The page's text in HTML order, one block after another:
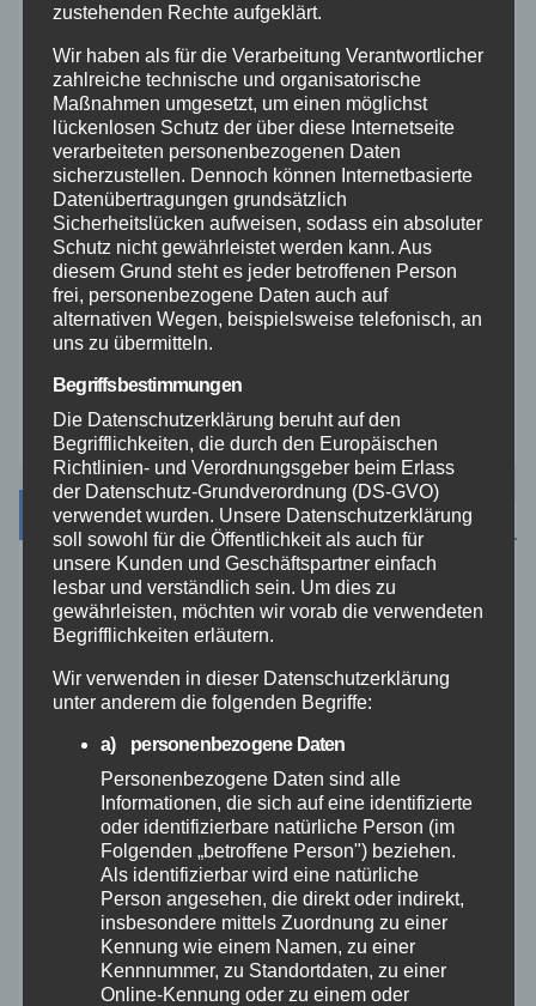
Rettungsdienst
Rhein-Lahn
THW
Veranstaltungen
Video
Westerwald
Archiv
August 2026
Juli 2026
Juni 2026
Mai 2026
April 2026
März 2026
Februar 2026
zustehenden Rechte aufgeklärt.
Wir haben als für die Verarbeitung Verantwortlicher
zahlreiche technische und organisatorische
Maßnahmen umgesetzt, um einen möglichst
lückenlosen Schutz der über diese Internetseite
verarbeiteten personenbezogenen Daten
sicherzustellen. Dennoch können Internetbasierte
Datenübertragungen grundsätzlich
Sicherheitslücken aufweisen, sodass ein absoluter
Schutz nicht gewährleistet werden kann. Aus
diesem Grund steht es jeder betroffenen Person
frei, personenbezogene Daten auch auf
alternativen Wegen, beispielsweise telefonisch, an
uns zu übermitteln.
Begriffsbestimmungen
Die Datenschutzerklärung beruht auf den
Begrifflichkeiten, die durch den Europäischen
Richtlinien- und Verordnungsgeber beim Erlass
der Datenschutz-Grundverordnung (DS-GVO)
verwendet wurden. Unsere Datenschutzerklärung
soll sowohl für die Öffentlichkeit als auch für
unsere Kunden und Geschäftspartner einfach
lesbar und verständlich sein. Um dies zu
gewährleisten, möchten wir vorab die verwendeten
Begrifflichkeiten erläutern.
Wir verwenden in dieser Datenschutzerklärung
unter anderem die folgenden Begriffe:
a) personenbezogene Daten
Personenbezogene Daten sind alle
Informationen, die sich auf eine identifizierte
oder identifizierbare natürliche Person (im
Folgenden „betroffene Person") beziehen.
Als identifizierbar wird eine natürliche
Person angesehen, die direkt oder indirekt,
insbesondere mittels Zuordnung zu einer
Kennung wie einem Namen, zu einer
Kennnummer, zu Standortdaten, zu einer
Online-Kennung oder zu einem oder